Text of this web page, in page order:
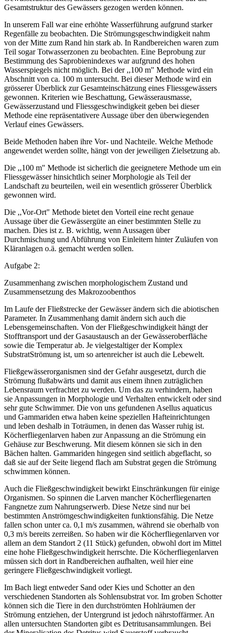
Gesamtstruktur des Gewässers gezogen werden können.
In unserem Fall war eine erhöhte Wasserführung aufgrund starker
Regenfälle zu beobachten. Die Strömungsgeschwindigkeit nahm
von der Mitte zum Rand hin stark ab. In Randbereichen waren zum
Teil sogar Totwasserzonen zu beobachten. Eine Beprobung zur
Bestimmung des Saprobienindexes war aufgrund des hohen
Wasserspiegels nicht möglich. Bei der ,,100 m" Methode wird ein
Abschnitt von ca. 100 m untersucht. Bei dieser Methode wird ein
grösserer Überblick zur Gesamteinschätzung eines Fliessgewässers
gewonnen. Kriterien wie Beschattung, Gewässerausmasse,
Gewässerzustand und Fliessgeschwindigkeit geben bei dieser
Methode eine repräsentativere Aussage über den überwiegenden
Verlauf eines Gewässers.
Beide Methoden haben ihre Vor- und Nachteile. Welche Methode
angewendet werden sollte, hängt von der jeweiligen Zielsetzung ab.
Die ,,100 m" Methode ist sicherlich die geeignetere Methode um ein
Fliessgewässer hinsichtlich seiner Morphologie als Teil der
Landschaft zu beurteilen, weil ein wesentlich grösserer Überblick
gewonnen wird.
Die ,,Vor-Ort" Methode bietet den Vorteil eine recht genaue
Aussage über die Gewässergüte an einer bestimmten Stelle zu
machen. Dies ist z. B. wichtig, wenn Aussagen über
Durchmischung und Abführung von Einleitern hinter Zuläufen von
Kläranlagen o.ä. gemacht werden sollen.
Aufgabe 2:
Zusammenhang zwischen morphologischem Zustand und
Zusammensetzung des Makrozoobenthos
Im Laufe der Fließstrecke der Gewässer ändern sich die abiotischen
Parameter. In Zusammenhang damit ändern sich auch die
Lebensgemeinschaften. Von der Fließgeschwindigkeit hängt der
Stofftransport und der Gasaustausch an der Gewässeroberfläche
sowie die Temperatur ab. Je vielgestaltiger der Komplex
SubstratStrömung ist, um so artenreicher ist auch die Lebewelt.
Fließgewässerorganismen sind der Gefahr ausgesetzt, durch die
Strömung flußabwärts und damit aus einem ihnen zuträglichen
Lebensraum verfrachtet zu werden. Um das zu verhindern, haben
sie Anpassungen in Morphologie und Verhalten entwickelt oder sind
sehr gute Schwimmer. Die von uns gefundenen Asellus aquaticus
und Gammariden etwa haben keine speziellen Hafteinrichtungen
und leben deshalb in Toträumen, in denen das Wasser ruhig ist.
Köcherfliegenlarven haben zur Anpassung an die Strömung ein
Gehäuse zur Beschwerung. Mit diesem können sie sich in den
Bächen halten. Gammariden hingegen sind seitlich abgeflacht, so
daß sie auf der Seite liegend flach am Substrat gegen die Strömung
schwimmen können.
Auch die Fließgeschwindigkeit bewirkt Einschränkungen für einige
Organismen. So spinnen die Larven mancher Köcherfliegenarten
Fangnetze zum Nahrungserwerb. Diese Netze sind nur bei
bestimmten Anströmgeschwindigkeiten funktionsfähig. Die Netze
fallen schon unter ca. 0,1 m/s zusammen, während sie oberhalb von
0,3 m/s bereits zerreißen. So haben wir die Köcherfliegenlarven vor
allem an dem Standort 2 (11 Stück) gefunden, obwohl dort im Mittel
eine hohe Fließgeschwindigkeit herrschte. Die Köcherfliegenlarven
müssen sich dort in Randbereichen aufhalten, weil hier eine
geringere Fließgeschwindigkeit vorliegt.
Im Bach liegt entweder Sand oder Kies und Schotter an den
verschiedenen Standorten als Sohlensubstrat vor. Im groben Schotter
können sich die Tiere in den durchströmten Hohlräumen der
Strömung entziehen, der Untergrund ist jedoch nährstoffärmer. An
allen untersuchten Standorten gibt es Detritusansammlungen. Bei